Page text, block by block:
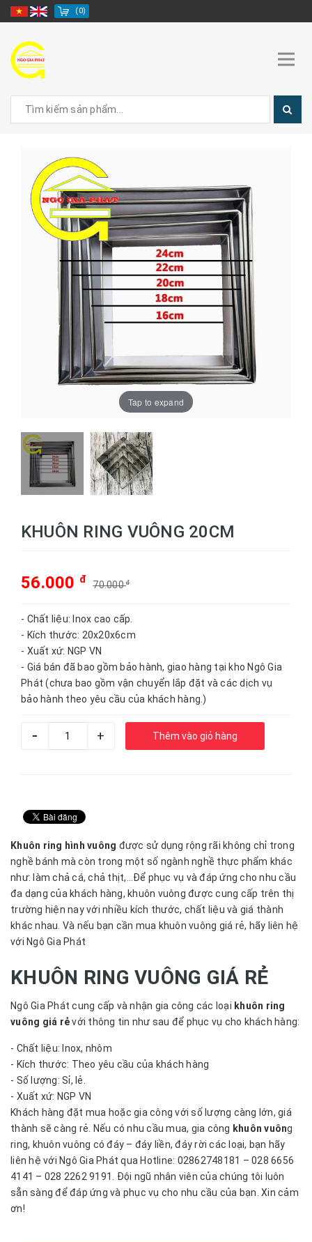
(0)
Tap to expand
KHUÔN RING VUÔNG 20CM
56.000 đ 70.000đ
- Chất liệu: Inox cao cấp.
- Kích thước: 20x20x6cm
- Xuất xứ: NGP VN
- Giá bán đã bao gồm bảo hành, giao hàng tại kho Ngô Gia
Phát (chưa bao gồm vận chuyển lắp đặt và các dịch vụ
bảo hành theo yêu cầu của khách hàng.)
- + Thêm vào giỏ hàng
Khuôn ring hình vuông được sử dụng rộng rãi không chỉ trong
nghề bánh mà còn trong một số ngành nghề thực phẩm khác
như: làm chả cá, chả thịt,…Để phục vụ và đáp ứng cho nhu cầu
đa dạng của khách hàng, khuôn vuông được cung cấp trên thị
trường hiện nay với nhiều kích thước, chất liệu và giá thành
khác nhau. Và nếu bạn cần mua khuôn vuông giá rẻ, hãy liên hệ
với Ngô Gia Phát
KHUÔN RING VUÔNG GIÁ RẺ
Ngô Gia Phát cung cấp và nhận gia công các loại khuôn ring
vuông giá rẻvới thông tin như sau để phục vụ cho khách hàng:
- Chất liệu: Inox, nhôm
- Kích thước: Theo yêu cầu của khách hàng
- Số lượng: Sỉ, lẻ.
- Xuất xứ: NGP VN
Khách hàng đặt mua hoặc gia công với số lượng càng lớn, giá
thành sẽ càng rẻ. Nếu có nhu cầu mua, gia công khuôn vuông
ring, khuôn vuông có đáy – đáy liền, đáy rời các loại, bạn hãy
liên hệ với Ngô Gia Phát qua Hotline: 02862748181 – 028 6656
4141 – 028 2262 9191. Đội ngũ nhân viên của chúng tôi luôn
sẵn sàng để đáp ứng và phục vụ cho nhu cầu của bạn. Xin cảm
ơn!